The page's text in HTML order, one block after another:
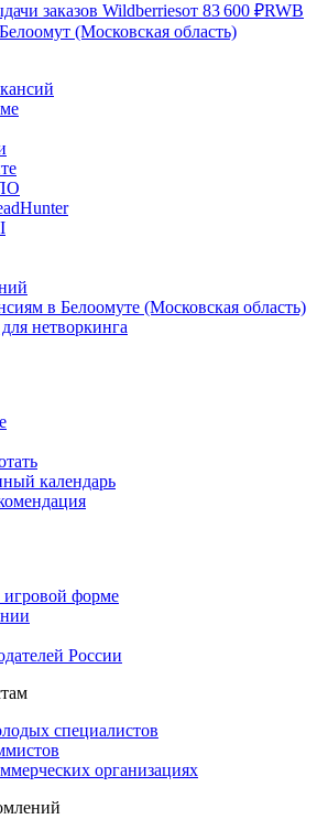
заказов Wildberriesот 83 600 ₽RWB
(Московская область)
в Белоомуте (Московская область)
нетворкинга
календарь
форме
России
специалистов
организациях